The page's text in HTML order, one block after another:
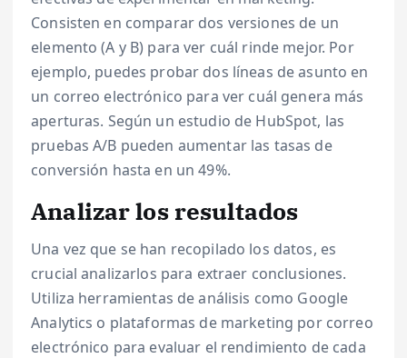
Consisten en comparar dos versiones de un
elemento (A y B) para ver cuál rinde mejor. Por
ejemplo, puedes probar dos líneas de asunto en
un correo electrónico para ver cuál genera más
aperturas. Según un estudio de HubSpot, las
pruebas A/B pueden aumentar las tasas de
conversión hasta en un 49%.
Analizar los resultados
Una vez que se han recopilado los datos, es
crucial analizarlos para extraer conclusiones.
Utiliza herramientas de análisis como Google
Analytics o plataformas de marketing por correo
electrónico para evaluar el rendimiento de cada